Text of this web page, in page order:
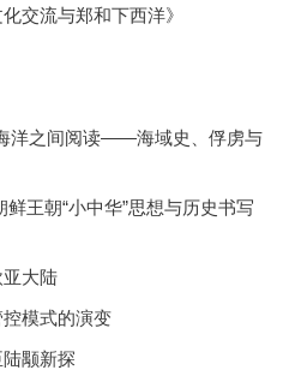
交流与郑和下西洋》
洋之间阅读——海域史、俘虏与
王朝“小中华”思想与历史书写
大陆
模式的演变
颙新探